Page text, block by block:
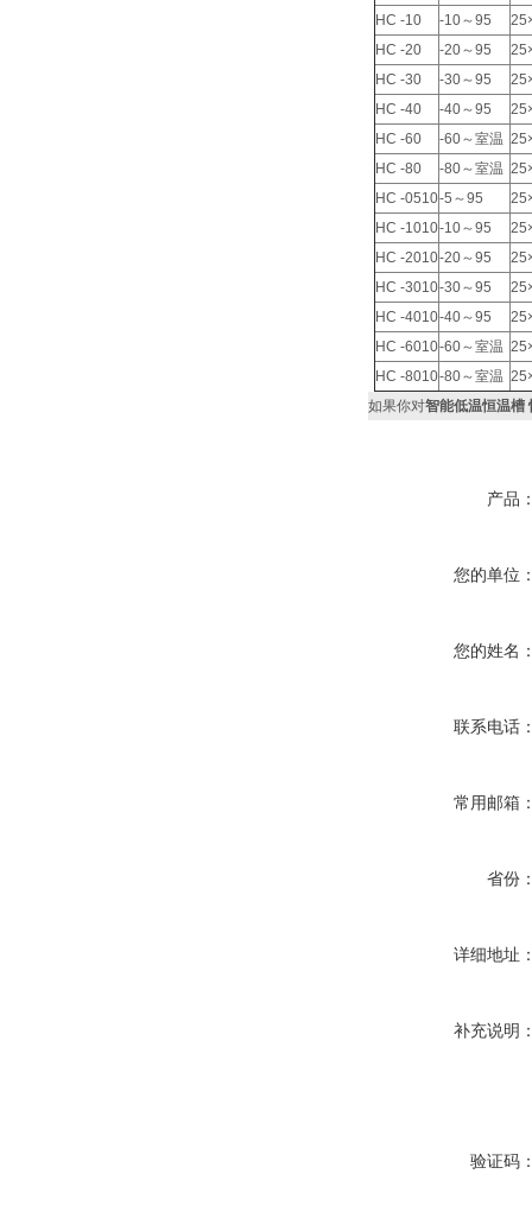
HC -10
-10～95
HC -20
-20～95
HC -30
-30～95
HC -40
-40～95
HC -60
-60～室温
HC -80
-80～室温
HC -0510-5～95
HC -1010-10～95
HC -2010-20～95
HC -3010-30～95
HC -4010-40～95
HC -6010-60～室温
HC -8010-80～室温
如果你对智能低温恒温槽
产品
您的单位
您的姓名
联系电话
常用邮箱
省份
详细地址
补充说明
验证码